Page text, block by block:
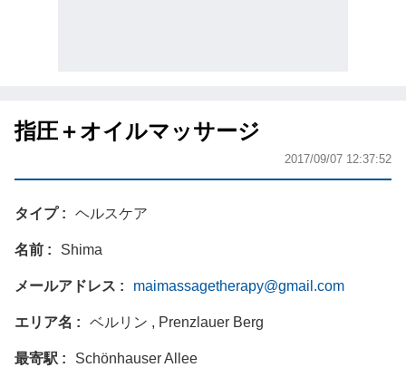
指圧＋オイルマッサージ
2017/09/07 12:37:52
タイプ ヘルスケア
名前 Shima
メールアドレス maimassagetherapy@gmail.com
エリア名 ベルリン , Prenzlauer Berg
最寄駅 Schönhauser Allee